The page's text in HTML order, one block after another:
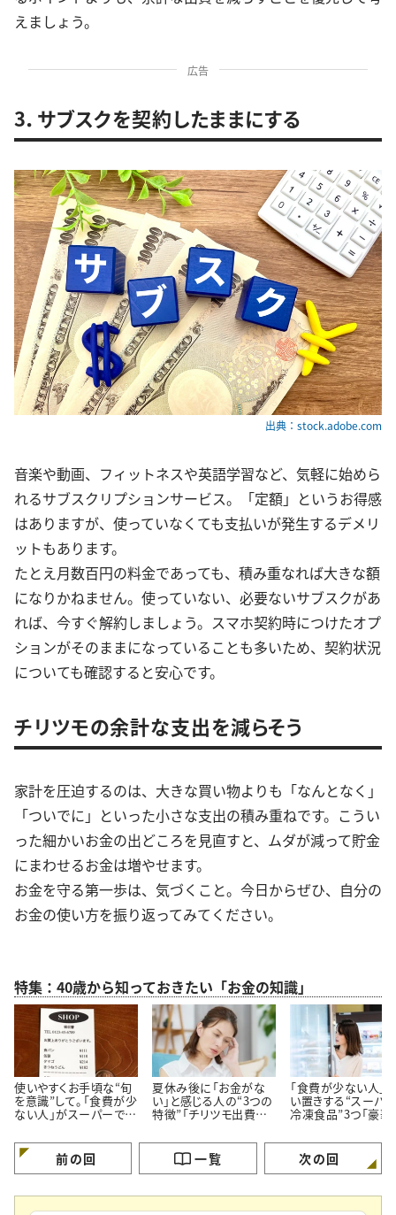
えましょう。
広告
3．サブスクを契約したままにする
出典：stock.adobe.com
音楽や動画、フィットネスや英語学習など、気軽に始めら
れるサブスクリプションサービス。「定額」というお得感
はありますが、使っていなくても支払いが発生するデメリ
ットもあります。
たとえ月数百円の料金であっても、積み重なれば大きな額
になりかねません。使っていない、必要ないサブスクがあ
れば、今すぐ解約しましょう。スマホ契約時につけたオプ
ションがそのままになっていることも多いため、契約状況
についても確認すると安心です。
チリツモの余計な支出を減らそう
家計を圧迫するのは、大きな買い物よりも「なんとなく」
「ついでに」といった小さな支出の積み重ねです。こうい
った細かいお金の出どころを見直すと、ムダが減って貯金
にまわせるお金は増やせます。
お金を守る第一歩は、気づくこと。今日からぜひ、自分の
お金の使い方を振り返ってみてください。
特集：40歳から知っておきたい「お金の知識」
使いやすくお手頃な“旬
を意識”して。「食費が少
ない人」がスーパーでよ
夏休み後に「お金がな
い」と感じる人の“3つの
特徴”「チリツモ出費に
「食費が少ない人」
い置きする“スーパ
冷凍食品”3つ「豪華
る」
前の回 一覧 次の回